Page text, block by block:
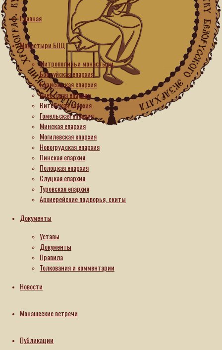
Главная
Монастыри БПЦ
Митрополичьи монастыри
Бобруйская епархия
Борисовская епархия
Брестская епархия
Витебская епархия
Гомельская епархия
Минская епархия
Могилевская епархия
Новогрудская епархия
Пинская епархия
Полоцкая епархия
Слуцкая епархия
Туровская епархия
Архиерейские подворья, скиты
Документы
Уставы
Документы
Правила
Толкования и комментарии
Новости
Монашеские встречи
Публикации
Новости
В
Иоанно-
Богословском
монастыре
в